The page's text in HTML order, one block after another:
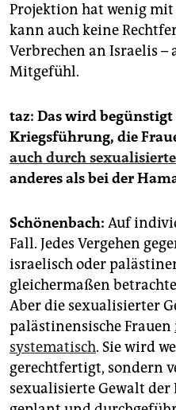
Projektion hat wenig mit
kann auch keine
Verbrechen an Israelis –
Mitgefühl.
taz: Das wird
Kriegsführung, die
auch durch
anderes als bei der
Schönenbach: Auf
Fall. Jedes Vergehen
israelisch oder
gleichermaßen
Aber die sexualisierter
palästinensische Frauen
systematisch. Sie wird
gerechtfertigt, sondern
sexualisierte Gewalt der